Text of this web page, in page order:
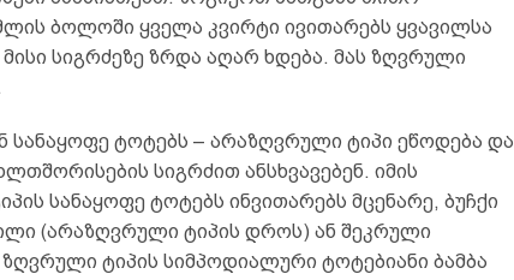
ბოლოში ყველა კვირტი ივითარებს ყვავილსა
სიგრძეზე ზრდა აღარ ხდება. მას ზღვრული
ტოტებს – არაზღვრული ტიპი ეწოდება და
სიგრძით ანსხვავებენ. იმის
სანაყოფე ტოტებს ინვითარებს მცენარე, ბუჩქი
(არაზღვრული ტიპის დროს) ან შეკრული
ტიპის სიმპოდიალური ტოტებიანი ბამბა